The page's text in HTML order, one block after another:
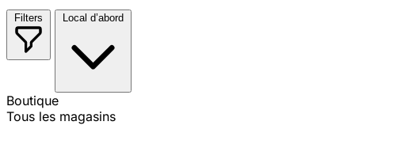
Filters Local d’abord
Boutique
Tous les magasins